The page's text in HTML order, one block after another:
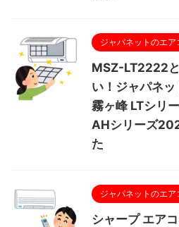
ジャパネットのエア
MSZ-LT2222
い！ジャパネ
霧ヶ峰 LTシリ
AHシリーズ
た
ジャパネットのエア
シャープ エア